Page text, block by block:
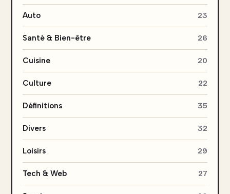
Auto 23
Santé & Bien-être 26
Cuisine 20
Culture 22
Définitions 35
Divers 32
Loisirs 29
Tech & Web 27